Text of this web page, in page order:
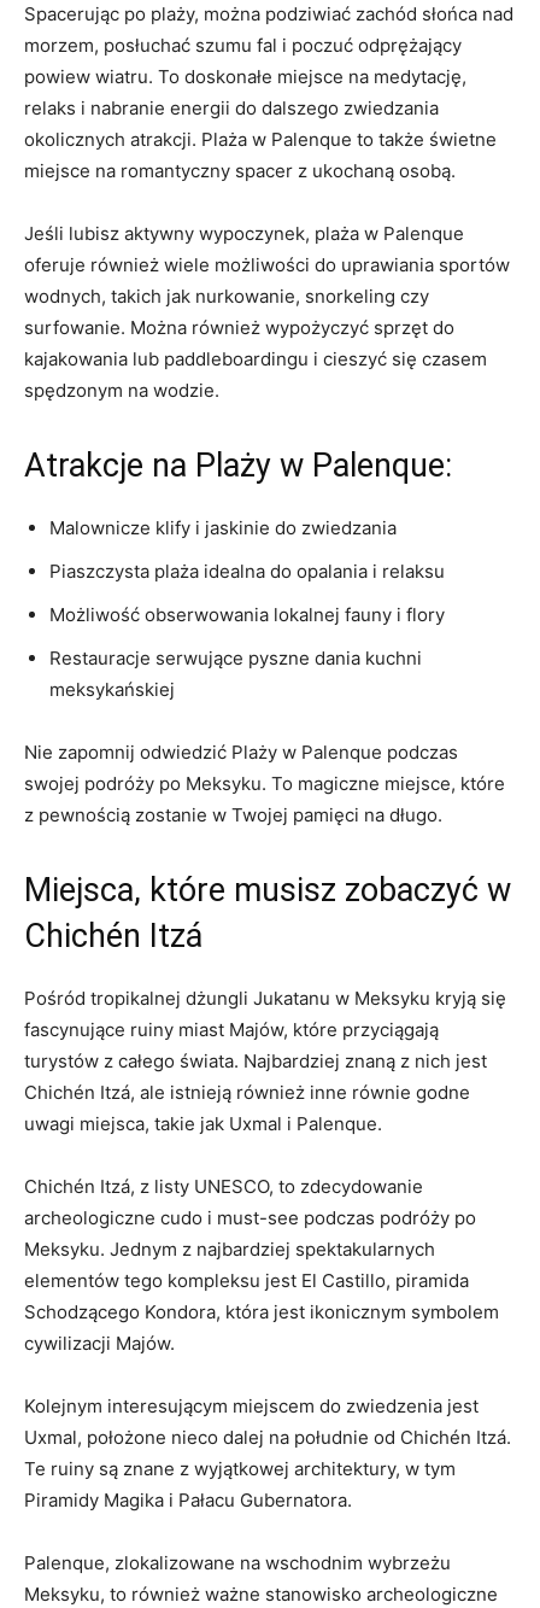
Spacerując po plaży, można podziwiać zachód słońca nad
morzem, posłuchać ​szumu​ fal i ‌poczuć​ odprężający⁢
powiew wiatru.⁢ To doskonałe miejsce na medytację,
relaks i ​nabranie energii do dalszego zwiedzania⁤
okolicznych atrakcji. Plaża ‌w Palenque ⁤to także świetne
miejsce na romantyczny⁣ spacer z ukochaną osobą.
Jeśli lubisz aktywny⁣ wypoczynek, plaża w Palenque
oferuje również⁣ wiele możliwości ⁢do uprawiania sportów
wodnych, takich ⁢jak nurkowanie, snorkeling czy⁣
surfowanie. Można również wypożyczyć sprzęt ⁣do
kajakowania lub paddleboardingu i cieszyć się czasem
‌spędzonym na wodzie.
Atrakcje ⁣na Plaży w Palenque:
Malownicze klify i jaskinie do zwiedzania
Piaszczysta plaża ⁤idealna do opalania i relaksu
Możliwość obserwowania lokalnej‍ fauny i flory
Restauracje serwujące pyszne dania kuchni
meksykańskiej
Nie ‍zapomnij ‍odwiedzić Plaży w Palenque podczas
swojej podróży ​po Meksyku. To magiczne‍ miejsce, które
‍z pewnością‍ zostanie w ‌Twojej pamięci⁤ na długo.
Miejsca, które musisz zobaczyć w
Chichén Itzá
Pośród tropikalnej dżungli Jukatanu ⁢w ‍Meksyku kryją się
fascynujące ruiny miast Majów, które przyciągają
turystów z całego świata. Najbardziej znaną z nich jest ​
Chichén Itzá, ⁢ale istnieją również inne równie godne
uwagi miejsca, takie jak ⁢Uxmal i Palenque.
Chichén Itzá, z listy UNESCO, to zdecydowanie
archeologiczne cudo i​ must-see podczas podróży po
Meksyku. Jednym⁢ z najbardziej spektakularnych
elementów ⁣tego kompleksu jest El Castillo, piramida
Schodzącego Kondora, ⁢która jest ikonicznym symbolem
cywilizacji Majów.
Kolejnym interesującym miejscem do zwiedzenia jest
Uxmal, położone nieco dalej na południe od Chichén Itzá.
Te ruiny są znane z wyjątkowej‌ architektury, w tym
Piramidy Magika‍ i Pałacu Gubernatora.
Palenque, zlokalizowane na ‌wschodnim⁢ wybrzeżu
Meksyku, to ‍również ważne stanowisko archeologiczne